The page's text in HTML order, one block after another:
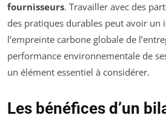
fournisseurs. Travailler avec des
des pratiques durables peut avoir un
l’empreinte carbone globale de
performance environnementale de
un élément essentiel à considérer.
Les bénéfices d’un